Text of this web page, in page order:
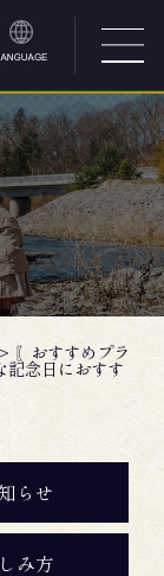
〖おすすめプラ
念日におすす
らせ
み方